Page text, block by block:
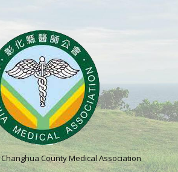
Changhua County Medical Association